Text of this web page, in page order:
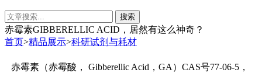
赤霉素GIBBERELLIC ACID，居然有这么神奇？
首页>精品展示>科研试剂与耗材
赤霉素（赤霉酸， Gibberellic Acid，GA）CAS号77-06-5，